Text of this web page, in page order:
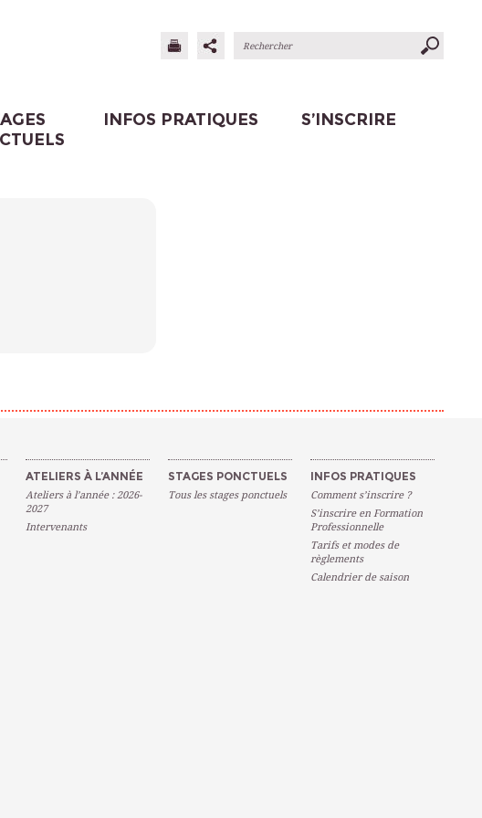
INFOS PRATIQUES S’INSCRIRE
ATELIERS À L’ANNÉE
Ateliers à l’année : 2026-
2027
Intervenants
STAGES PONCTUELS
Tous les stages ponctuels
INFOS PRATIQUES
Comment s’inscrire ?
S’inscrire en Formation
Professionnelle
Tarifs et modes de
règlements
Calendrier de saison